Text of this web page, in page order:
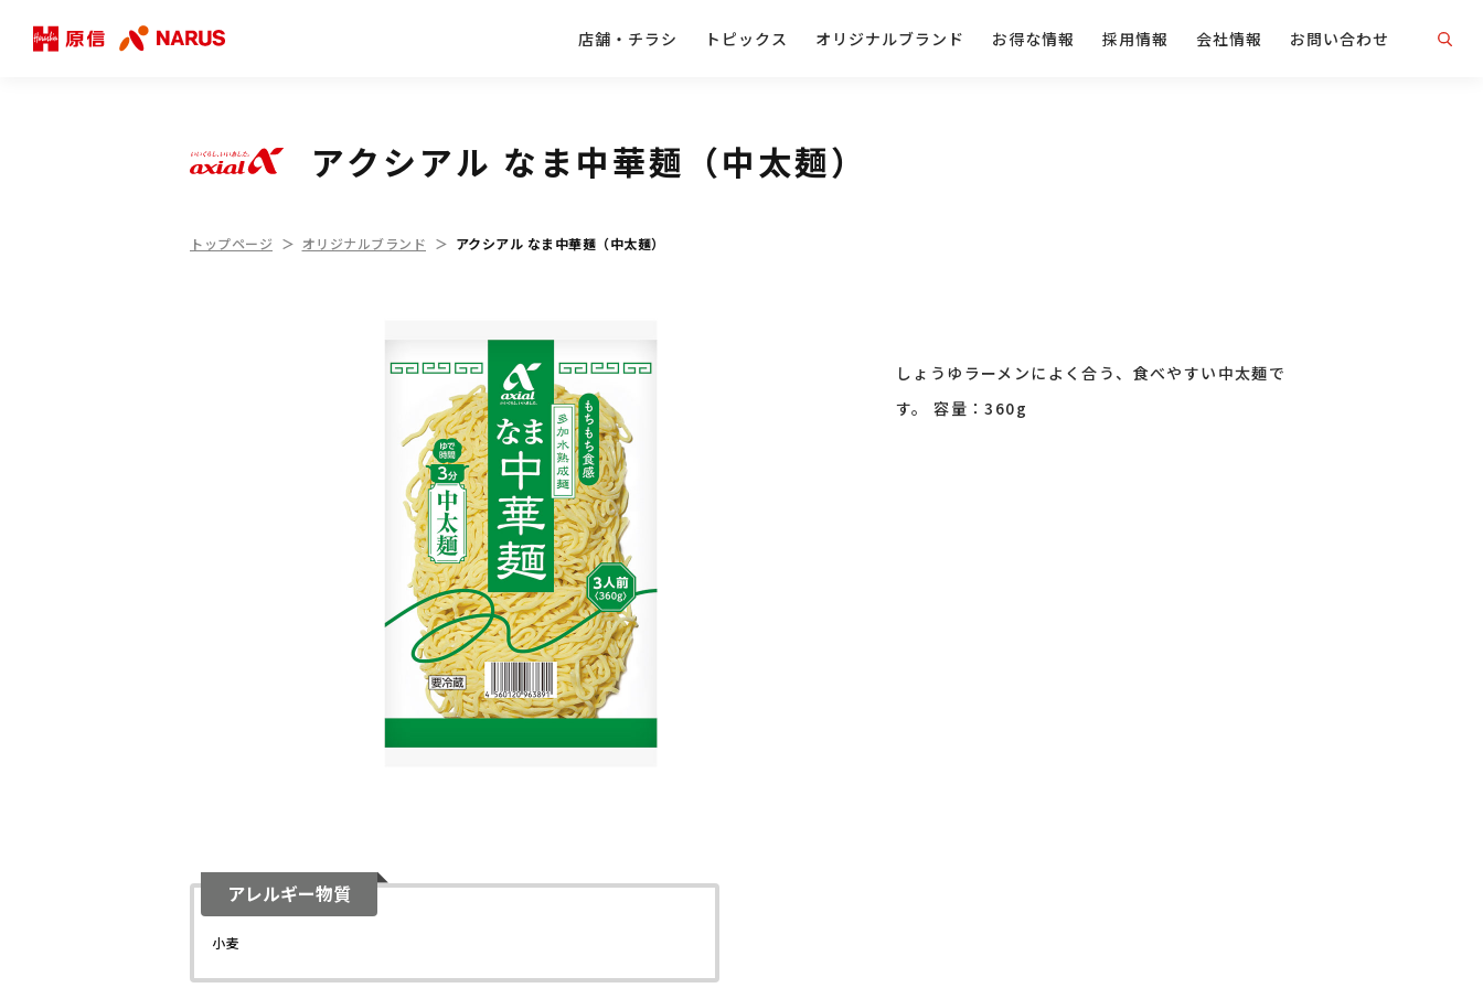
店舗・チラシ トピックス オリジナルブランド お得な情報 採用情報 会社情報 お問い合わせ
アクシアル なま中華麺（中太麺）
トップページ オリジナルブランド アクシアル なま中華麺（中太麺）
しょうゆラーメンによく合う、食べやすい中太麺で
す。 容量：360g
アレルギー物質
小麦